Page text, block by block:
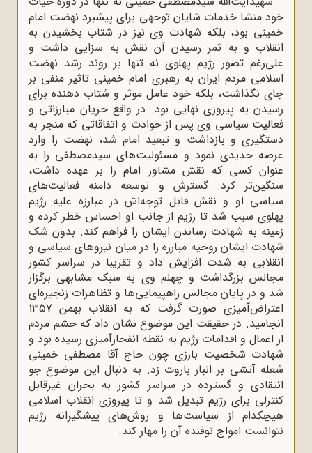
خود منشا خدمات شایان توجهی برای پیشبرد نهضت امام
خمینی بود، بلکه شهادت وی نیز در شتاب بخشیدن به
انقلاب و به ثمر رسیدن آن نقش به ‌سزایی داشت و
علی‌رغم تصور رژیم پهلوی نه تنها بر روند رشد نهضت
اسلامی مردم ایران به رهبری امام خمینی تاثیر منفی بر
جای نگذاشت، بلکه خود عامل موثر و شتاب ‌دهنده برای
رسیدن به پیروزی نهایی بود. در واقع جریان مبارزاتی و
فعالیت سیاسی وی پس از حوادث و اتفاقاتی که منجر به
دستگیری و بازداشت و تبعید امام شد، نهضت را وارد
عرصه جدیدی نمود و مسئولیت‌های سیدمصطفی را به
عنوان کسی که نقش مشاور امام را بر عهده داشت،
سنگین‌تر کرد. گسترش و توسعه دامنه فعالیت‌های
سیاسی او و نقش قابل توجه‌اش در مبارزه علیه رژیم
پهلوی سبب شد تا رژیم از جانب او احساس خطر کرده و
زمینه به شهادت رساندن ایشان را فراهم کند. بدون شک
شهادت ایشان روحیه مبارزه را در میان نیروهای سیاسی و
انقلابی به شدت افزایش داد و تقریبا در سراسر کشور
مجالس بزرگداشت و چهلم وی به سبک مشابهی برگزار
شد و در پایان مجالس راهپیمایی‌ها و تظاهرات زنجیره‌ای
اعتراض‌آمیزی صورت گرفت که به انقلاب بهمن 1357
انجامید. در حقیقت این موضوع نشان داد که خشم مردم
از اعمال و اقدامات رژیم به نقطه انفجارآمیزی رسیده بود و
شهادت شخصیت بارزی چون حاج آقا مصطفی خمینی
شعله آتشی بر انبار باروت زد. به دنبال این موضوع جو
انتقادی و گسترده در سراسر کشور به بحران غیرقابل
کنترلی برای رژیم تبدیل شد و تا پیروزی انقلاب اسلامی
هیچکدام از سیاست‌ها و روش‌های پیشگیرانه رژیم
نتوانست امواج توفنده آن را مهار کند.